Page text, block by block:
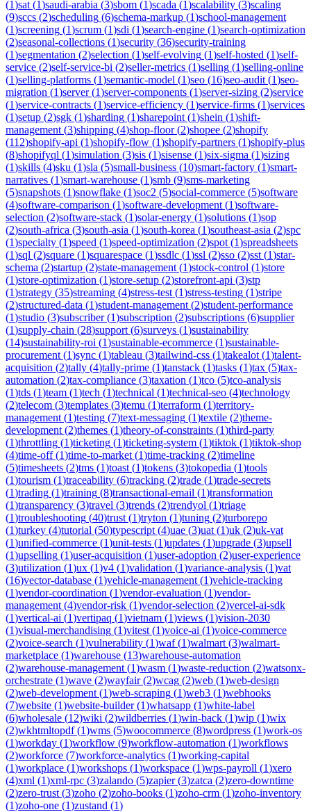
(1)sat (1)saudi-arabia (3)sbom (1)scada (1)scalability (3)scaling
(9)sccs (2)scheduling (6)schema-markup (1)school-management
(1)screening (1)scrum (1)sdi (1)search-engine (1)search-optimization
(2)seasonal-collections (1)security (36)security-training
(1)segmentation (2)selection (1)self-evolving (1)self-hosted (1)self-
service (2)self-service-bi (2)seller-metrics (1)selling (1)selling-online
(1)selling-platforms (1)semantic-model (1)seo (16)seo-audit (1)seo-
migration (1)server(1)server-components (1)server-sizing (2)service
(1)service-contracts (1)service-efficiency (1)service-firms (1)services
(1)setup (2)sgk (1)sharding (1)sharepoint (1)shein (1)shift-
management (3)shipping (4)shop-floor(2)shopee (2)shopify
(112)shopify-api (1)shopify-flow (1)shopify-partners (1)shopify-plus
(8)shopifyql (1)simulation (3)sis (1)sisense (1)six-sigma (1)sizing
(1)skills (4)sku (1)sla (5)small-business (10)smart-factory (1)smart-
narratives (1)smart-warehouse (1)smb (9)sms-marketing
(5)snapshots (1)snowflake (1)soc2 (5)social-commerce (5)software
(4)software-comparison (1)software-development (1)software-
selection (2)software-stack (1)solar-energy (1)solutions (1)sop
(2)south-africa (3)south-asia (1)south-korea (1)southeast-asia (2)spc
(1)specialty (1)speed (1)speed-optimization (2)spot (1)spreadsheets
(1)sql (2)square (1)squarespace (1)ssdlc (1)ssl (2)sso (2)sst (1)star-
schema (2)startup (2)state-management (1)stock-control (1)store
(1)store-optimization (1)store-setup (2)storefront-api (3)stp
(1)strategy (35)streaming (4)stress-test (1)stress-testing (1)stripe
(2)structured-data (1)student-management (2)student-performance
(1)studio (3)subscriber(1)subscription (2)subscriptions (6)supplier
(1)supply-chain (28)support (6)surveys (1)sustainability
(14)sustainability-roi (1)sustainable-ecommerce (1)sustainable-
procurement (1)sync (1)tableau (3)tailwind-css (1)takealot (1)talent-
acquisition (2)tally (4)tally-prime (1)tanstack (1)tasks (1)tax (5)tax-
automation (2)tax-compliance (3)taxation (1)tco (5)tco-analysis
(1)tds (1)team (1)tech (1)technical (1)technical-seo (4)technology
(2)telecom (3)templates (3)temu (1)terraform (1)territory-
management (1)testing (7)text-messaging (1)textile (2)theme-
development (2)themes (1)theory-of-constraints (1)third-party
(1)throttling (1)ticketing (1)ticketing-system (1)tiktok (1)tiktok-shop
(4)time-off(1)time-to-market (1)time-tracking (2)timeline
(5)timesheets (2)tms (1)toast (1)tokens (3)tokopedia (1)tools
(1)tourism (1)traceability (6)tracking (2)trade (1)trade-secrets
(1)trading (1)training (8)transactional-email (1)transformation
(1)transparency (3)travel (3)trends (2)trendyol (1)triage
(1)troubleshooting (40)trust (1)tryton (1)tuning (2)turborepo
(1)turkey (4)tutorial (50)typescript (4)uae (3)uat (1)uk (2)uk-vat
(1)unified-commerce (1)unit-tests (1)updates (1)upgrade (3)upsell
(1)upselling (1)user-acquisition (1)user-adoption (2)user-experience
(3)utilization (1)ux (1)v4 (1)validation (1)variance-analysis (1)vat
(16)vector-database (1)vehicle-management (1)vehicle-tracking
(1)vendor-coordination (1)vendor-evaluation (1)vendor-
management (4)vendor-risk (1)vendor-selection (2)vercel-ai-sdk
(1)vertical-ai (1)vertipaq (1)vietnam (1)views (1)vision-2030
(1)visual-merchandising (1)vitest (1)voice-ai (1)voice-commerce
(2)voice-search (1)vulnerability (1)waf(1)walmart (3)walmart-
marketplace (1)warehouse (13)warehouse-automation
(2)warehouse-management (1)wasm (1)waste-reduction (2)watsonx-
orchestrate (1)wave (2)wayfair(2)wcag (2)web (1)web-design
(2)web-development (1)web-scraping (1)web3 (1)webhooks
(7)website (1)website-builder(1)whatsapp (1)white-label
(6)wholesale (12)wiki (2)wildberries (1)win-back (1)wip (1)wix
(2)wkhtmltopdf(1)wms (5)woocommerce (8)wordpress (1)work-os
(1)workday (1)workflow (9)workflow-automation (1)workflows
(2)workforce (7)workforce-analytics (1)working-capital
(1)workplace (1)workshops (1)workspace (1)wps-payroll (1)xero
(4)xml (1)xml-rpc (3)zalando (5)zapier(3)zatca (2)zero-downtime
(2)zero-trust (3)zoho (2)zoho-books (1)zoho-crm (1)zoho-inventory
(1)zoho-one (1)zustand (1)